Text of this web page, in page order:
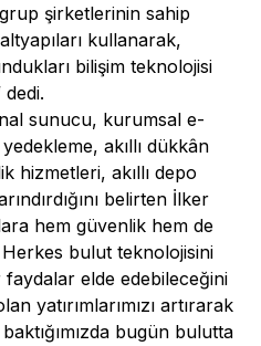
şirketlerinin sahip
kullanarak,
bilişim teknolojisi
dedi.
sunucu, kurumsal e-
akıllı dükkân
hizmetleri, akıllı depo
belirten İlker
hem güvenlik hem de
bulut teknolojisini
faydalar elde edebileceğini
yatırımlarımızı artırarak
bugün bulutta